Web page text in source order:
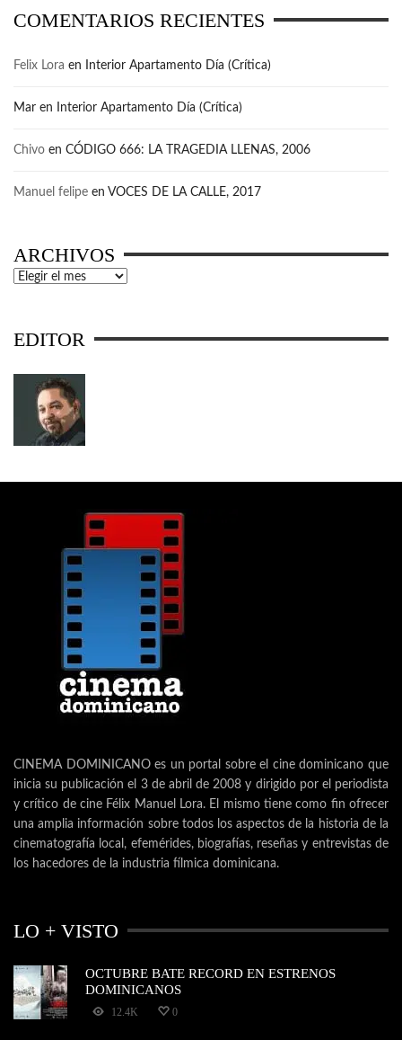
COMENTARIOS RECIENTES
Felix Lora en Interior Apartamento Día (Crítica)
Mar en Interior Apartamento Día (Crítica)
Chivo en CÓDIGO 666: LA TRAGEDIA LLENAS, 2006
Manuel felipe en VOCES DE LA CALLE, 2017
ARCHIVOS
Archivos
EDITOR
CINEMA DOMINICANO es un portal sobre el cine dominicano que
inicia su publicación el 3 de abril de 2008 y dirigido por el periodista
y crítico de cine Félix Manuel Lora. El mismo tiene como fin ofrecer
una amplia información sobre todos los aspectos de la historia de la
cinematografía local, efemérides, biografías, reseñas y entrevistas de
los hacedores de la industria fílmica dominicana.
LO + VISTO
OCTUBRE BATE RECORD EN ESTRENOS
DOMINICANOS
12.4K 0